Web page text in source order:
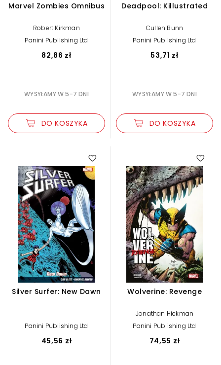
Marvel Zombies Omnibus
Robert Kirkman
Panini Publishing Ltd
82,86 zł
WYSYŁAMY W 5-7 DNI
DO KOSZYKA
Deadpool: Killustrated
Cullen Bunn
Panini Publishing Ltd
53,71 zł
WYSYŁAMY W 5-7 DNI
DO KOSZYKA
Silver Surfer: New Dawn
Panini Publishing Ltd
45,56 zł
Wolverine: Revenge
Jonathan Hickman
Panini Publishing Ltd
74,55 zł